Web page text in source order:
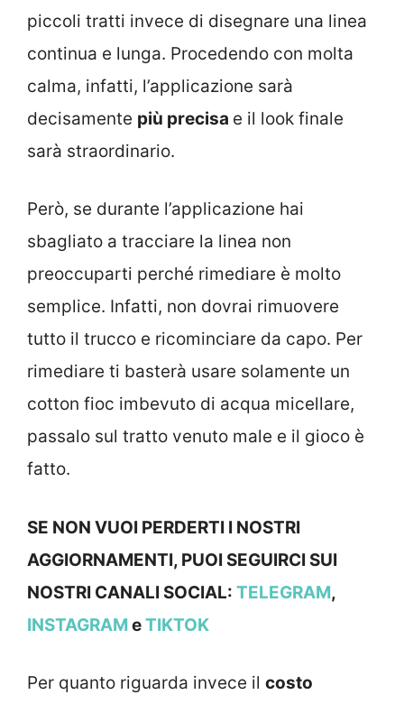
piccoli tratti invece di disegnare una linea
continua e lunga. Procedendo con molta
calma, infatti, l’applicazione sarà
decisamente più precisa e il look finale
sarà straordinario.
Però, se durante l’applicazione hai
sbagliato a tracciare la linea non
preoccuparti perché rimediare è molto
semplice. Infatti, non dovrai rimuovere
tutto il trucco e ricominciare da capo. Per
rimediare ti basterà usare solamente un
cotton fioc imbevuto di acqua micellare,
passalo sul tratto venuto male e il gioco è
fatto.
SE NON VUOI PERDERTI I NOSTRI
AGGIORNAMENTI, PUOI SEGUIRCI SUI
NOSTRI CANALI SOCIAL: TELEGRAM,
INSTAGRAMeTIKTOK
Per quanto riguarda invece il costo